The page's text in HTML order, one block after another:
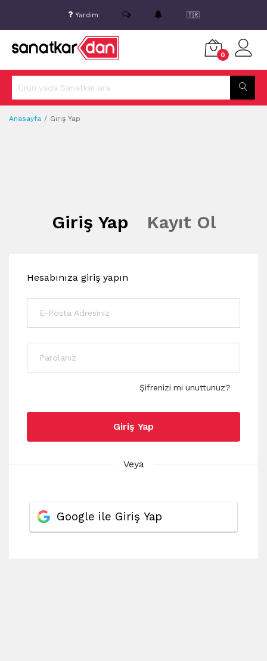
Yardım 🇹🇷
0
Anasayfa Giriş Yap
Giriş Yap Kayıt Ol
Hesabınıza giriş yapın
Şifrenizi mi unuttunuz?
Giriş Yap
Veya
Google ile Giriş Yap